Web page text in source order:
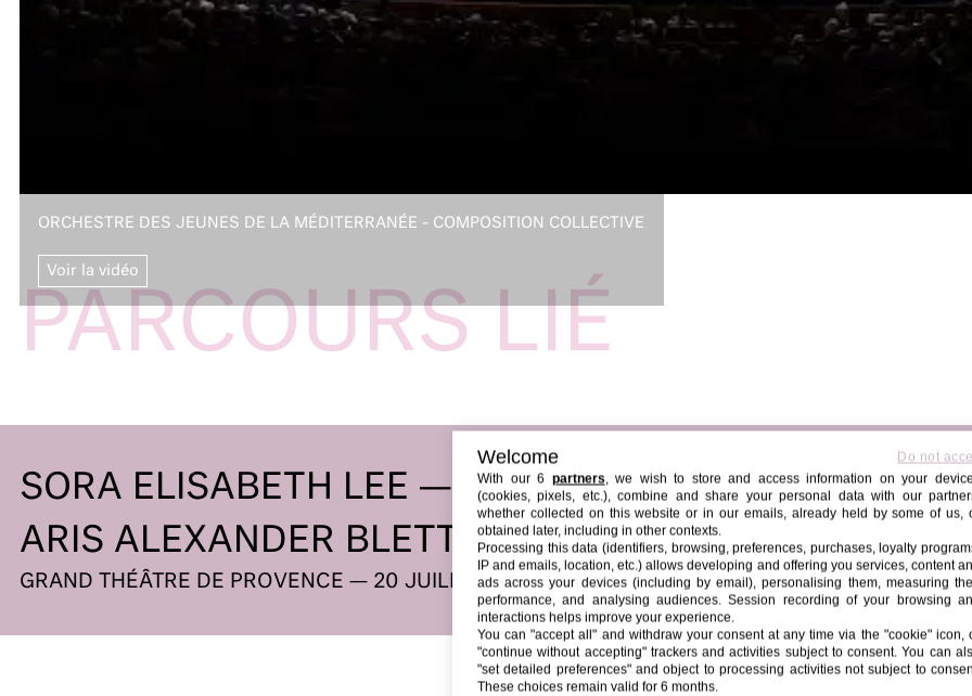
ORCHESTRE DES JEUNES DE LA MÉDITERRANÉE - COMPOSITION COLLECTIVE
Voir la vidéo
PARCOURS LIÉ
SORA ELISABETH LEE — ORCHESTRE DES JEUNES
ARIS ALEXANDER BLETTENBERG
GRAND THÉÂTRE DE PROVENCE — 20 JUILLET, 20H
Do not
Welcome
With our 6 partners, we wish to store and access information on your
(cookies, pixels, etc.), combine and share your personal data with our
whether collected on this website or in our emails, already held by some of us,
obtained later, including in other contexts.
Processing this data (identifiers, browsing, preferences, purchases, loyalty
IP and emails, location, etc.) allows developing and offering you services, content
ads across your devices (including by email), personalising them, measuring
performance, and analysing audiences. Session recording of your browsing
interactions helps improve your experience.
You can "accept all" and withdraw your consent at any time via the "cookie" icon,
"continue without accepting" trackers and activities subject to consent. You can
"set detailed preferences" and object to processing activities not subject to
These choices remain valid for 6 months.